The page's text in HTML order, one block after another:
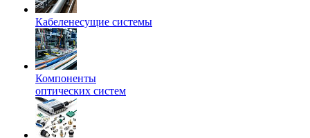
Кабеленесущие системы
Компоненты
оптических систем